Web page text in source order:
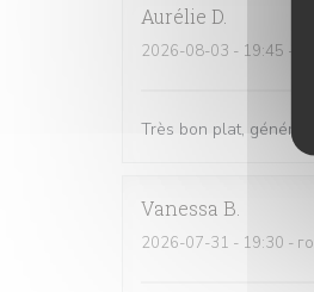
Aurélie D
2026-08-03 - 19:45 -
Très bon plat,
Vanessa B
2026-07-31 - 19:30 -